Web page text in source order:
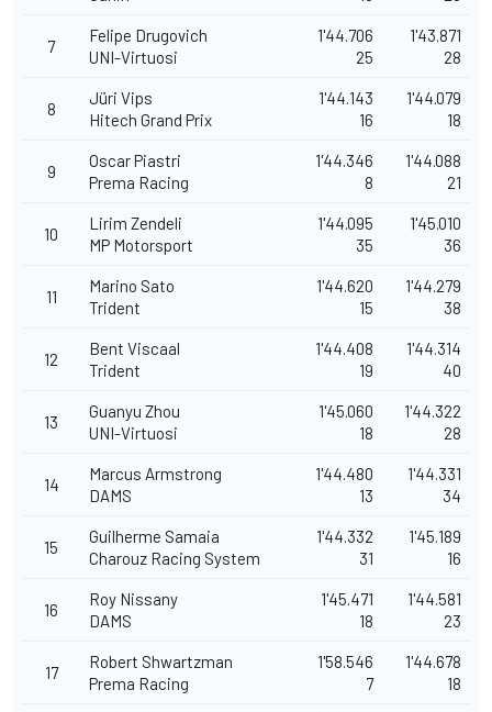
7
Felipe Drugovich
UNI-Virtuosi
1'44.706
25
1'43.871
28
8
Jüri Vips
Hitech Grand Prix
1'44.143
16
1'44.079
18
9
Oscar Piastri
Prema Racing
1'44.346
8
1'44.088
21
10
Lirim Zendeli
MP Motorsport
1'44.095
35
1'45.010
36
11
Marino Sato
Trident
1'44.620
15
1'44.279
38
12
Bent Viscaal
Trident
1'44.408
19
1'44.314
40
13
Guanyu Zhou
UNI-Virtuosi
1'45.060
18
1'44.322
28
14
Marcus Armstrong
DAMS
1'44.480
13
1'44.331
34
15
Guilherme Samaia
Charouz Racing System
1'44.332
31
1'45.189
16
16
Roy Nissany
DAMS
1'45.471
18
1'44.581
23
17
Robert Shwartzman
Prema Racing
1'58.546
7
1'44.678
18